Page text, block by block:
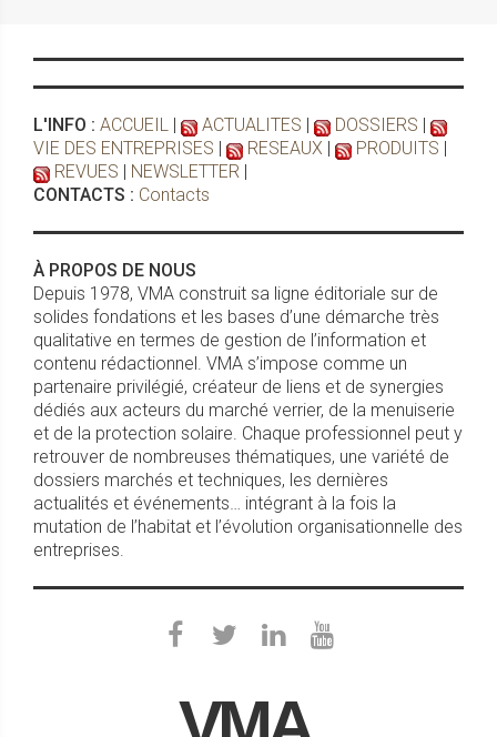
L'INFO : ACCUEIL | ACTUALITES | DOSSIERS |
VIE DES ENTREPRISES | RESEAUX | PRODUITS |
REVUES | NEWSLETTER |
CONTACTS : Contacts
À PROPOS DE NOUS
Depuis 1978, VMA construit sa ligne éditoriale sur de
solides fondations et les bases d’une démarche très
qualitative en termes de gestion de l’information et
contenu rédactionnel. VMA s’impose comme un
partenaire privilégié, créateur de liens et de synergies
dédiés aux acteurs du marché verrier, de la menuiserie
et de la protection solaire. Chaque professionnel peut y
retrouver de nombreuses thématiques, une variété de
dossiers marchés et techniques, les dernières
actualités et événements… intégrant à la fois la
mutation de l’habitat et l’évolution organisationnelle des
entreprises.